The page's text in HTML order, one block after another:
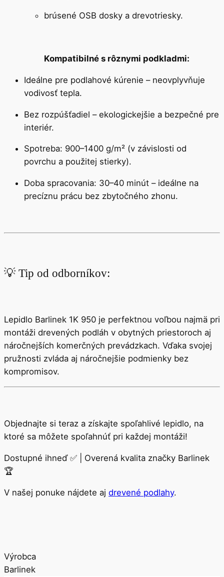
brúsené OSB dosky a drevotriesky.
Kompatibilné s rôznymi podkladmi:
Ideálne pre podlahové kúrenie – neovplyvňuje
vodivosť tepla.
Bez rozpúšťadiel – ekologickejšie a bezpečné pre
interiér.
Spotreba: 900–1400 g/m² (v závislosti od
povrchu a použitej stierky).
Doba spracovania: 30–40 minút – ideálne na
precíznu prácu bez zbytočného zhonu.
💡 Tip od odborníkov:
Lepidlo Barlinek 1K 950 je perfektnou voľbou najmä pri
montáži drevených podláh v obytných priestoroch aj
náročnejších komerčných prevádzkach. Vďaka svojej
pružnosti zvláda aj náročnejšie podmienky bez
kompromisov.
Objednajte si teraz a získajte spoľahlivé lepidlo, na
ktoré sa môžete spoľahnúť pri každej montáži!
Dostupné ihneď ✅ | Overená kvalita značky Barlinek
🏆
V našej ponuke nájdete aj drevené podlahy.
Výrobca
Barlinek